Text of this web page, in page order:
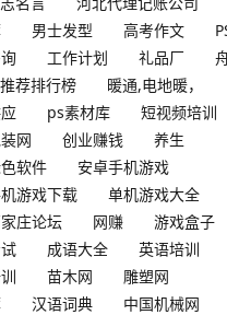
男士发型 高考作文
工作计划 礼品厂
荐排行榜
暖通,电地暖，
ps素材库
短视频培训
网 创业赚钱
养生
软件
安卓手机游戏
游戏下载
单机游戏大全
庄论坛 网赚
游戏盒子
成语大全
英语培训
苗木网
雕塑网
汉语词典
中国机械网